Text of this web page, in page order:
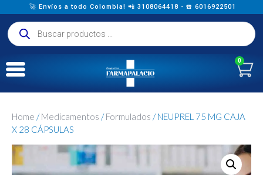
🚀 Envíos a todo Colombia! 📲 3108064418 - ☎️ 6016922501
0
Home /Medicamentos /Formulados / NEUPREL 75 MG CAJA
X 28 CÁPSULAS